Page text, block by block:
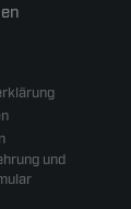
und